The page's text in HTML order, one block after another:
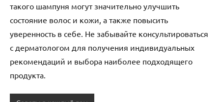
такого шампуня могут значительно улучшить
состояние волос и кожи, а также повысить
уверенность в себе. Не забывайте консультироваться
с дерматологом для получения индивидуальных
рекомендаций и выбора наиболее подходящего
продукта.